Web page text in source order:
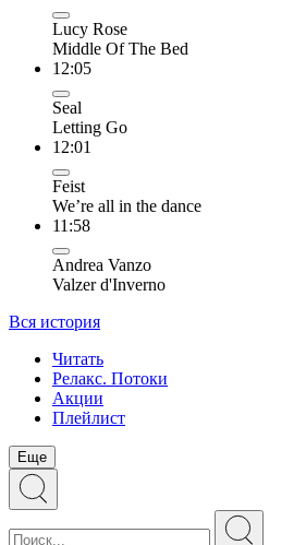
Lucy Rose
Middle Of The Bed
12:05
Seal
Letting Go
12:01
Feist
We’re all in the dance
11:58
Andrea Vanzo
Valzer d'Inverno
Вся история
Читать
Релакс. Потоки
Акции
Плейлист
Еще